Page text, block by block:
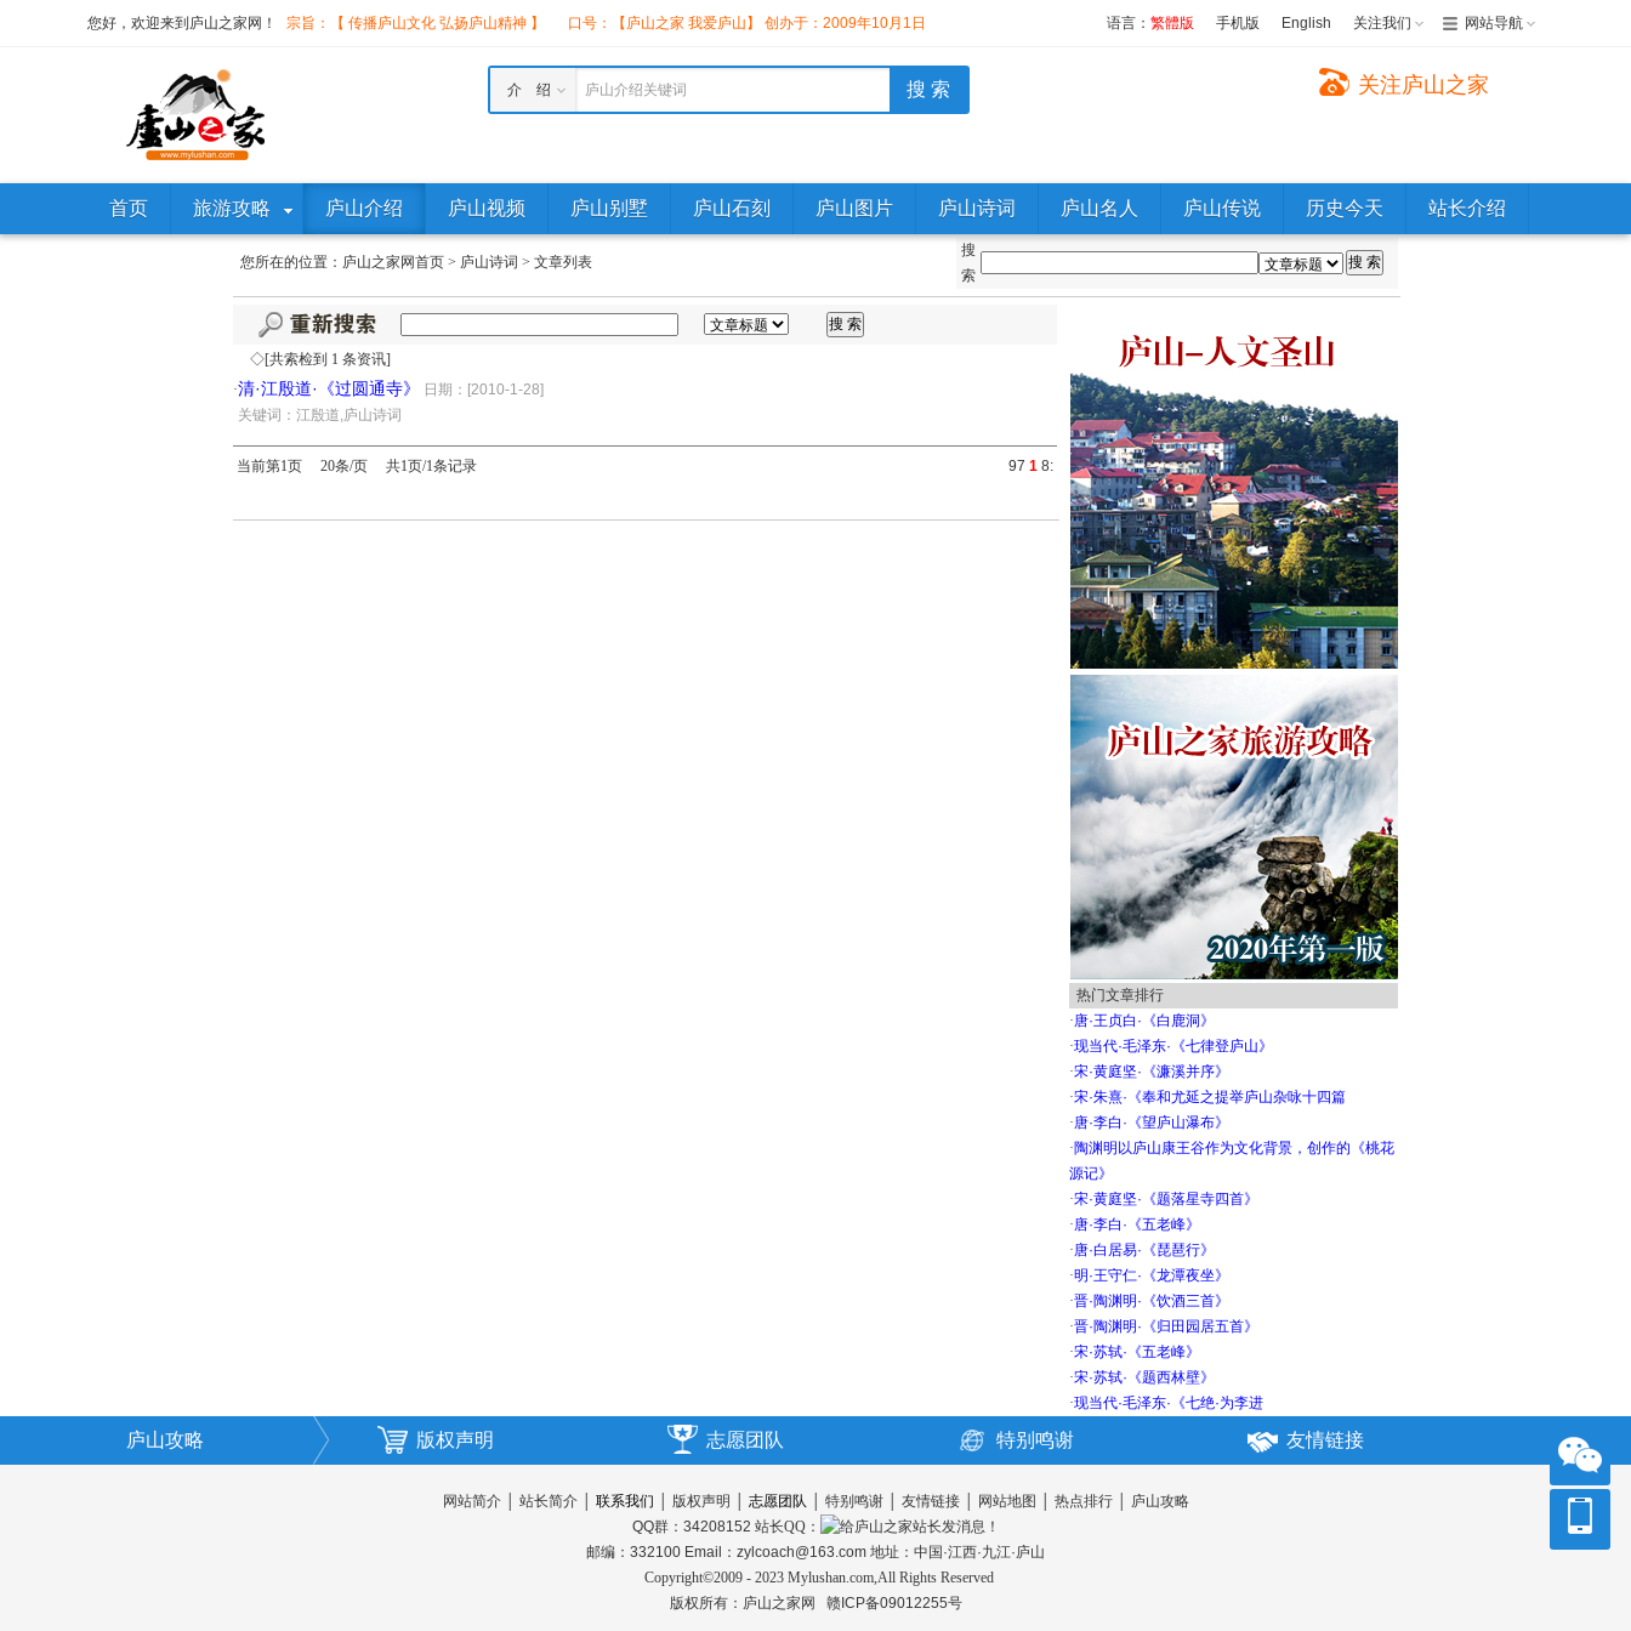
您好，欢迎来到庐山之家网！ 宗旨：【 传播庐山文化 弘扬庐山精神 】 口号：【庐山之家 我爱庐山】 创办于：2009年10月1日 语言： 繁體版 手机版 English 关注我们 网站导航
庐山介绍关键词
介 绍 关注庐山之家
首页 旅游攻略 庐山介绍 庐山视频 庐山别墅 庐山石刻 庐山图片 庐山诗词 庐山名人 庐山传说 历史今天 站长介绍
您所在的位置： 庐山之家网首页 > 庐山诗词 > 文章列表
搜
索
◇[共索检到 1 条资讯]
·清·江殷道·《过圆通寺》
日期：[2010-1-28]
关键词：江殷道,庐山诗词
当前第1页 20条/页 共1页/1条记录 97 1 8:
热门文章排行
·唐·王贞白·《白鹿洞》
·现当代·毛泽东·《七律登庐山》
·宋·黄庭坚·《濂溪并序》
·宋·朱熹·《奉和尤延之提举庐山杂咏十四篇
·唐·李白·《望庐山瀑布》
·陶渊明以庐山康王谷作为文化背景，创作的《桃花
源记》
·宋·黄庭坚·《题落星寺四首》
·唐·李白·《五老峰》
·唐·白居易·《琵琶行》
·明·王守仁·《龙潭夜坐》
·晋·陶渊明·《饮酒三首》
·晋·陶渊明·《归田园居五首》
·宋·苏轼·《五老峰》
·宋·苏轼·《题西林壁》
·现当代·毛泽东·《七绝·为李进
庐山攻略 版权声明 志愿团队 特别鸣谢 友情链接
网站简介│ 站长简介│ 联系我们 版权声明 志愿团队 特别鸣谢│ 友情链接│ 网站地图 热点排行│
庐山攻略
QQ群：34208152 站长QQ：
邮编：332100 Email：zylcoach@163.com 地址：中国·江西·九江·庐山
Copyright©2009 - 2023 Mylushan.com,All Rights Reserved
版权所有： 庐山之家网 赣ICP备09012255号